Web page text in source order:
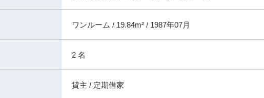
ワンルーム / 19.84m² / 1987年07月
2 名
貸主 / 定期借家